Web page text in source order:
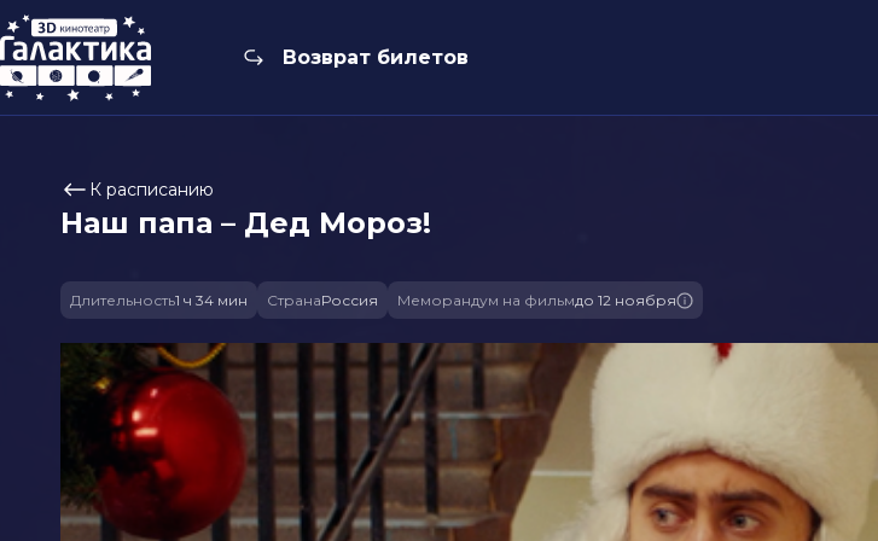
Возврат билетов
К расписанию
Наш папа – Дед Мороз!
Длительность1 ч 34 мин СтранаРоссия Меморандум на фильмдо 12 ноября